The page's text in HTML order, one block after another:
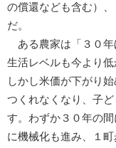
の償還なども含む）
だ。
ある農家は「３０年
生活レベルも今より
しかし米価が下がり
つくれなくなり、子
す。わずか３０年の
に機械化も進み、１